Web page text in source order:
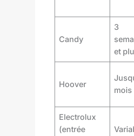
Candy
3
et
Hoover
mois
Electrolux
(entrée